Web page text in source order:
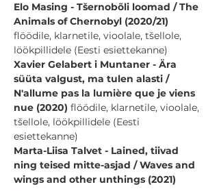
Elo Masing - Tšernobõli loomad / The
Animals of Chernobyl (2020/21)
flöödile, klarnetile, vioolale, tšellole,
löökpillidele (Eesti esiettekanne)
Xavier Gelabert i Muntaner - Ära
süüta valgust, ma tulen alasti /
N'allume pas la lumière que je viens
nue (2020) flöödile, klarnetile, vioolale,
tšellole, löökpillidele (Eesti
esiettekanne)
Marta-Liisa Talvet - Lained, tiivad
ning teised mitte-asjad / Waves and
wings and other unthings (2021)